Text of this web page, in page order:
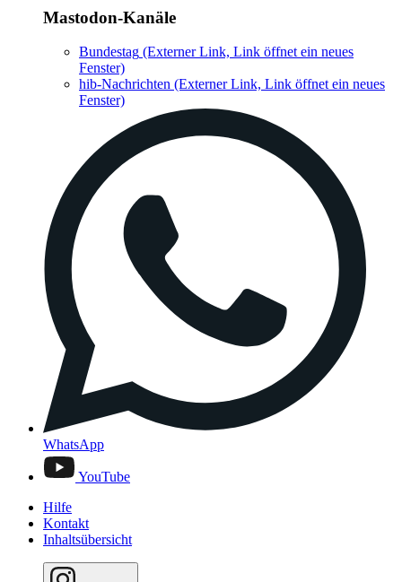
Mastodon-Kanäle
Bundestag (Externer Link, Link öffnet ein neues
Fenster)
hib-Nachrichten (Externer Link, Link öffnet ein neues
Fenster)
WhatsApp
YouTube
Hilfe
Kontakt
Inhaltsübersicht